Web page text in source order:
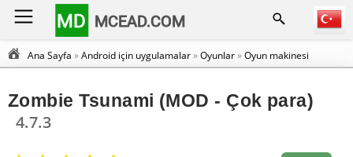
MD MCEAD.COM
Ana Sayfa »Android için uygulamalar»Oyunlar»Oyun makinesi
Zombie Tsunami (MOD - Çok para)
4.7.3